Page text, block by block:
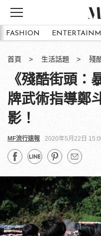
FASHION
首頁 生活話題 殘
《殘酷街頭：
牌武術指導鄭
影！
MF流行速報 2020年5月22日